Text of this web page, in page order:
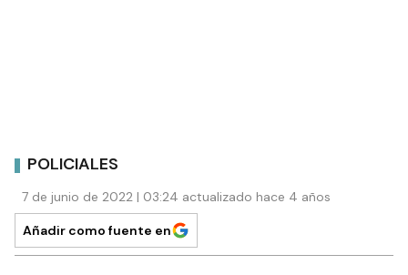
POLICIALES
7 de junio de 2022 | 03:24 actualizado hace 4 años
Añadir como fuente en